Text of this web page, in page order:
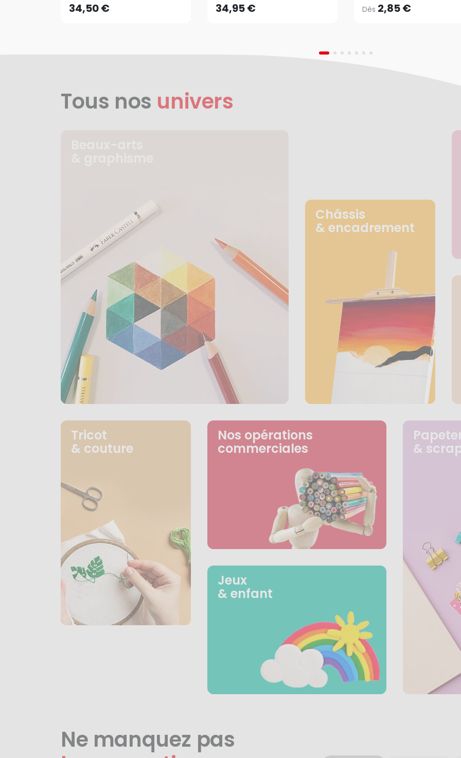
34,50 €AJOUTER AU PANIER 34,95 €AJOUTER AU PANIER Dès 2,85 €
Tous nos univers
Châssis
& encadrement
Tricot
& couture
Nos opérations
commerciales
Jeux
& enfant
&
Ne manquez pas